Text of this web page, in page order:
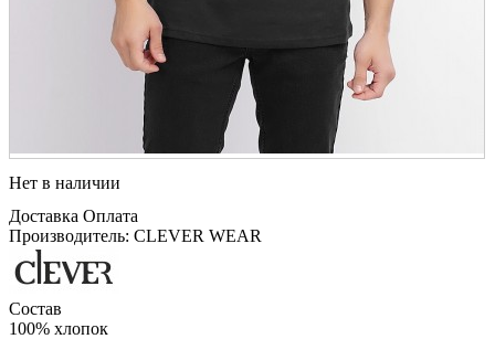
Нет в наличии
Доставка Оплата
Производитель: CLEVER WEAR
Состав
100% хлопок